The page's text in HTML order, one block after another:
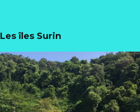
Les îles Surin